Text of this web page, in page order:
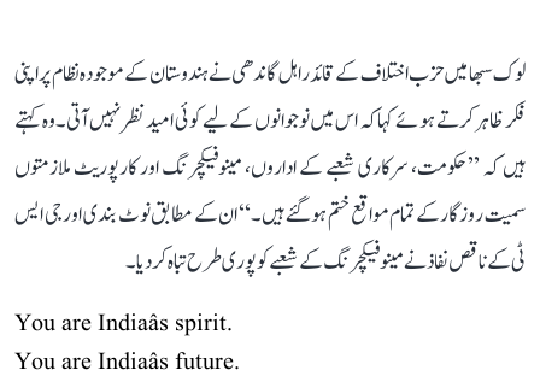
لوک سبھا میں حزب اختلاف کے قائد راہل گاندھی نے ہندوستان کے موجودہ نظام پر اپنی
فکر ظاہر کرتے ہوئے کہا کہ اس میں نوجوانوں کے لیے کوئی امید نظر نہیں آتی۔ وہ کہتے
ہیں کہ ’’حکومت، سرکاری شعبے کے اداروں، مینوفیکچرنگ اور کارپوریٹ ملازمتوں
سمیت روزگار کے تمام مواقع ختم ہو گئے ہیں۔‘‘ ان کے مطابق نوٹ بندی اور جی ایس
ٹی کے ناقص نفاذ نے مینوفیکچرنگ کے شعبے کو پوری طرح تباہ کر دیا۔
You are Indiaâs spirit.
You are Indiaâs future.